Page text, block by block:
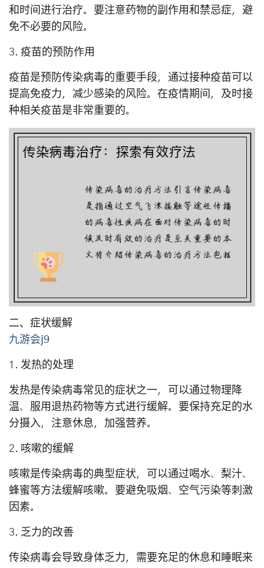
和时间进行治疗。要注意药物的副作用和禁忌症，避
免不必要的风险。
3. 疫苗的预防作用
疫苗是预防传染病毒的重要手段，通过接种疫苗可以
提高免疫力，减少感染的风险。在疫情期间，及时接
种相关疫苗是非常重要的。
二、症状缓解
九游会j9
1. 发热的处理
发热是传染病毒常见的症状之一，可以通过物理降
温、服用退热药物等方式进行缓解。要保持充足的水
分摄入，注意休息，加强营养。
2. 咳嗽的缓解
咳嗽是传染病毒的典型症状，可以通过喝水、梨汁、
蜂蜜等方法缓解咳嗽。要避免吸烟、空气污染等刺激
因素。
3. 乏力的改善
传染病毒会导致身体乏力，需要充足的休息和睡眠来